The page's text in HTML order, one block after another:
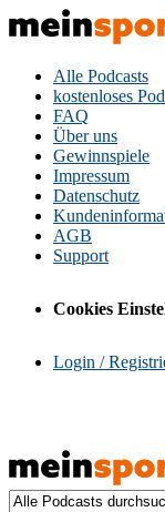
Alle Podcasts
kostenloses
FAQ
Über uns
Gewinnspiele
Impressum
Datenschutz
AGB
Support
Cookies
Login /